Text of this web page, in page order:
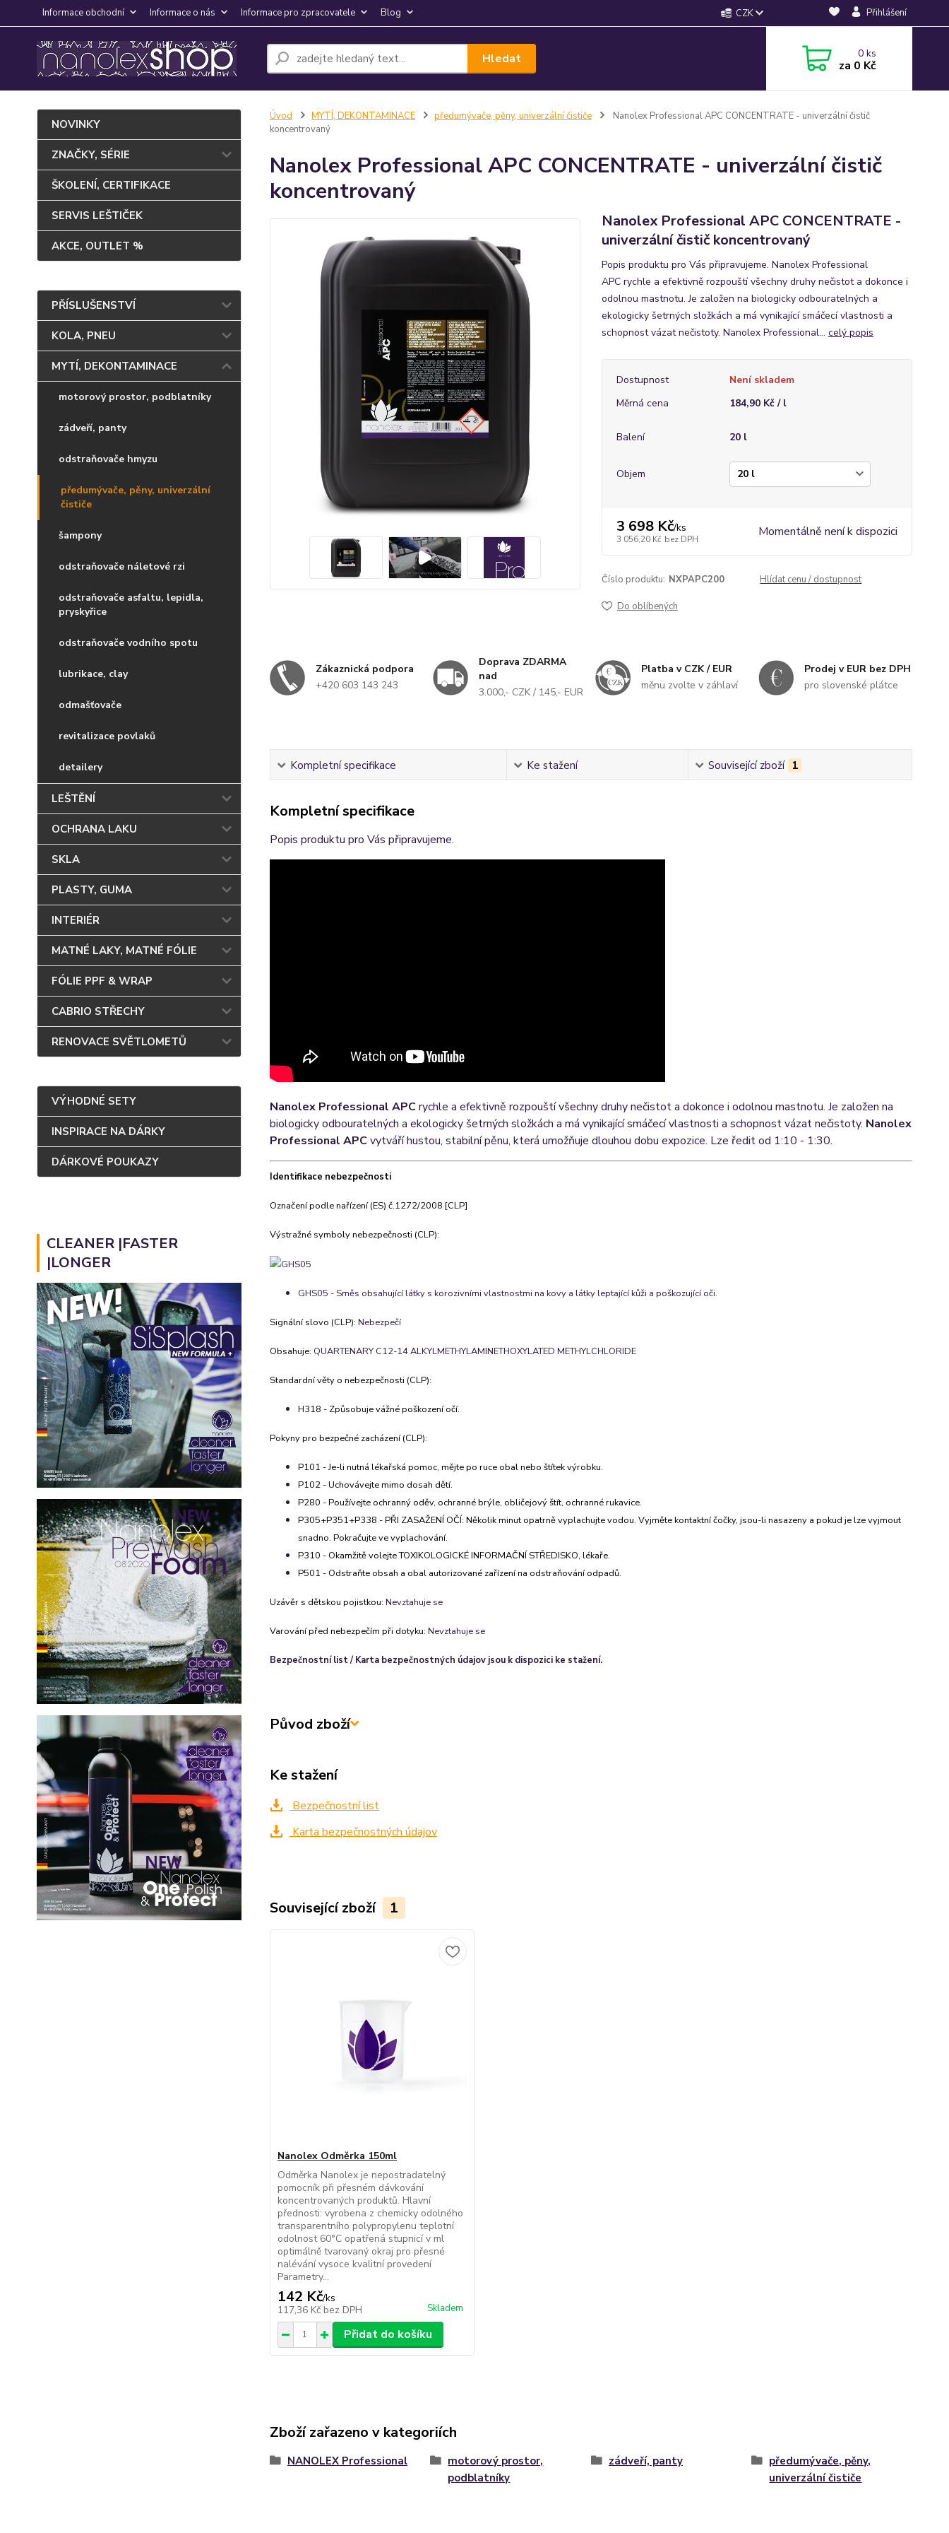
Informace obchodní Informace o nás Informace pro zpracovatele Blog CZK Přihlášení
Hledat 0ks
za 0 Kč
NOVINKY
ZNAČKY, SÉRIE
ŠKOLENÍ, CERTIFIKACE
SERVIS LEŠTIČEK
AKCE, OUTLET %
PŘÍSLUŠENSTVÍ
KOLA, PNEU
MYTÍ, DEKONTAMINACE
motorový prostor, podblatníky
zádveří, panty
odstraňovače hmyzu
předumývače, pěny, univerzální
čističe
šampony
odstraňovače náletové rzi
odstraňovače asfaltu, lepidla,
pryskyřice
odstraňovače vodního spotu
lubrikace, clay
odmašťovače
revitalizace povlaků
detailery
LEŠTĚNÍ
OCHRANA LAKU
SKLA
PLASTY, GUMA
INTERIÉR
MATNÉ LAKY, MATNÉ FÓLIE
FÓLIE PPF & WRAP
CABRIO STŘECHY
RENOVACE SVĚTLOMETŮ
VÝHODNÉ SETY
INSPIRACE NA DÁRKY
DÁRKOVÉ POUKAZY
CLEANER |FASTER
|LONGER
Úvod MYTÍ, DEKONTAMINACE předumývače, pěny, univerzální čističe
Nanolex Professional APC CONCENTRATE - univerzální čistič
koncentrovaný
Nanolex Professional APC CONCENTRATE - univerzální čistič
koncentrovaný
Nanolex Professional APC CONCENTRATE -
univerzální čistič koncentrovaný
Popis produktu pro Vás připravujeme. Nanolex Professional
APC rychle a efektivně rozpouští všechny druhy nečistot a dokonce i
odolnou mastnotu. Je založen na biologicky odbouratelných a
ekologicky šetrných složkách a má vynikající smáčecí vlastnosti a
schopnost vázat nečistoty. Nanolex Professional... celý popis
Dostupnost
Není skladem
Měrná cena
184,90 Kč / l
Balení 20 l
Objem
3 698 Kč/ks
3 056,20 Kč bez DPH Momentálně není k dispozici
Číslo produktu: NXPAPC200 Hlídat cenu / dostupnost
Do oblíbených
Zákaznická podpora
+420 603 143 243
Doprava ZDARMA
nad
3.000,- CZK / 145,- EUR
Platba v CZK / EUR
měnu zvolte v záhlaví
Prodej v EUR bez DPH
pro slovenské plátce
Kompletní specifikace Ke stažení Související zboží 1
Kompletní specifikace
Popis produktu pro Vás připravujeme.
Nanolex Professional APCrychle a efektivně rozpouští všechny druhy nečistot a dokonce i odolnou mastnotu. Je založen na
biologicky odbouratelných a ekologicky šetrných složkách a má vynikající smáčecí vlastnosti a schopnost vázat nečistoty. Nanolex
Professional APCvytváří hustou, stabilní pěnu, která umožňuje dlouhou dobu expozice. Lze ředit od 1:10 - 1:30.
Identifikace nebezpečnosti
Označení podle nařízení (ES) č.1272/2008 [CLP]
Výstražné symboly nebezpečnosti (CLP):
GHS05 - Směs obsahující látky s korozivními vlastnostmi na kovy a látky leptající kůži a poškozující oči.
Signální slovo (CLP): Nebezpečí
Obsahuje: QUARTENARY C12-14 ALKYLMETHYLAMINETHOXYLATED METHYLCHLORIDE
Standardní věty o nebezpečnosti (CLP):
H318 - Způsobuje vážné poškození očí.
Pokyny pro bezpečné zacházení (CLP):
P101 - Je-li nutná lékařská pomoc, mějte po ruce obal nebo štítek výrobku.
P102 - Uchovávejte mimo dosah dětí.
P280 - Používejte ochranný oděv, ochranné brýle, obličejový štít, ochranné rukavice.
P305+P351+P338 - PŘI ZASAŽENÍ OČÍ: Několik minut opatrně vyplachujte vodou. Vyjměte kontaktní čočky, jsou-li nasazeny a pokud je lze vyjmout
snadno. Pokračujte ve vyplachování.
P310 - Okamžitě volejte TOXIKOLOGICKÉ INFORMAČNÍ STŘEDISKO, lékaře.
P501 - Odstraňte obsah a obal autorizované zařízení na odstraňování odpadů.
Uzávěr s dětskou pojistkou: Nevztahuje se
Varování před nebezpečím při dotyku: Nevztahuje se
Bezpečnostní list / Karta bezpečnostných údajov jsou k dispozici ke stažení.
Původ zboží
Ke stažení
Bezpečnostní list
Karta bezpečnostných údajov
Související zboží 1
Nanolex Odměrka 150ml
Odměrka Nanolex je nepostradatelný
pomocník při přesném dávkování
koncentrovaných produktů. Hlavní
přednosti: vyrobena z chemicky odolného
transparentního polypropylenu teplotní
odolnost 60°C opatřená stupnicí v ml
optimálně tvarovaný okraj pro přesné
nalévání vysoce kvalitní provedení
Parametry...
142 Kč/ks
117,36 Kč bez DPH Skladem
Přidat do košíku
Zboží zařazeno v kategoriích
NANOLEX Professional
motorový prostor,
podblatníky
zádveří, panty
předumývače, pěny,
univerzální čističe